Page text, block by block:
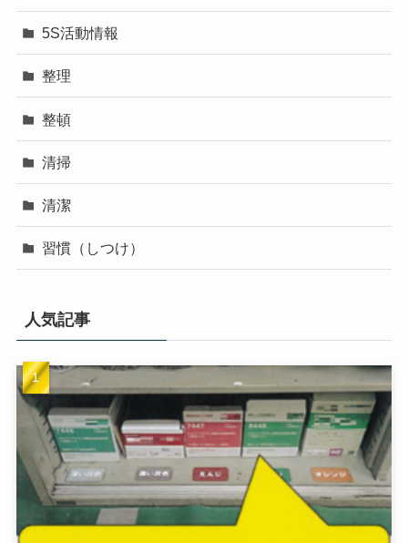
5S活動情報
整理
整頓
清掃
清潔
習慣（しつけ）
人気記事